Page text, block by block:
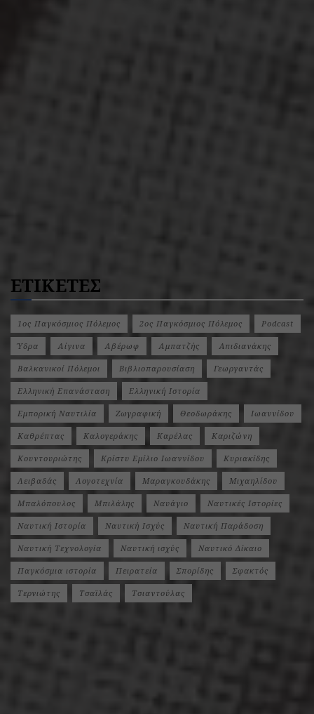
ΕΤΙΚΕΤΕΣ
1ος Παγκόσμιος Πόλεμος 2ος Παγκόσμιος Πόλεμος Podcast
Ύδρα Αίγινα Αβέρωφ Αμπατζής Απιδιανάκης
Βαλκανικοί Πόλεμοι Βιβλιοπαρουσίαση Γεωργαντάς
Ελληνική Επανάσταση Ελληνική Ιστορία
Εμπορική Ναυτιλία Ζωγραφική Θεοδωράκης Ιωαννίδου
Καθρέπτας Καλογεράκης Καρέλας Καριζώνη
Κουντουριώτης Κρίστυ Εμίλιο Ιωαννίδου Κυριακίδης
Λειβαδάς Λογοτεχνία Μαραγκουδάκης Μιχαηλίδου
Μπαλόπουλος Μπιλάλης Ναυάγιο Ναυτικές Ιστορίες
Ναυτική Ιστορία Ναυτική Ισχύς Ναυτική Παράδοση
Ναυτική Τεχνολογία Ναυτική ισχύς Ναυτικό Δίκαιο
Παγκόσμια ιστορία Πειρατεία Σπορίδης Σφακτός
Τερνιώτης Τσαϊλάς Τσιαντούλας